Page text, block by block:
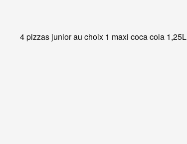
4 pizzas junior au choix 1 maxi coca cola 1,25L